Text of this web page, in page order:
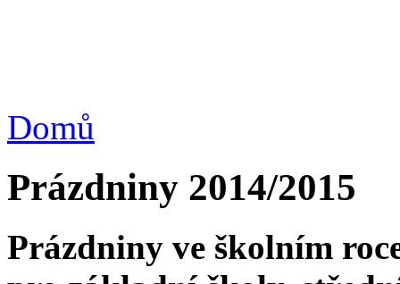
Domů
Prázdniny 2014/2015
Prázdniny ve školním